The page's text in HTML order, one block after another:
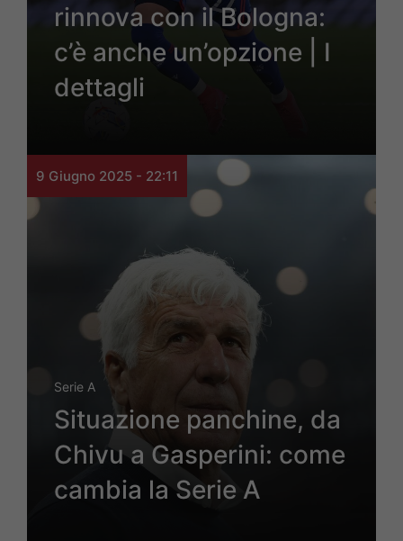
rinnova con il Bologna:
c’è anche un’opzione | I
dettagli
9 Giugno 2025 - 22:11
Serie A
Situazione panchine, da
Chivu a Gasperini: come
cambia la Serie A